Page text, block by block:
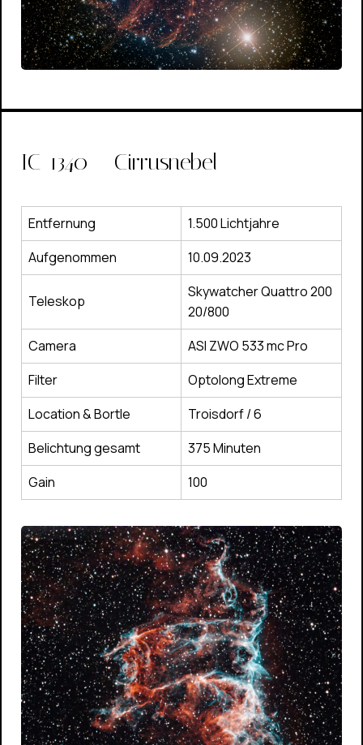
IC-1340 – Cirrusnebel
Entfernung
1.500 Lichtjahre
Aufgenommen
10.09.2023
Teleskop
Skywatcher Quattro 200
20/800
Camera
ASI ZWO 533 mc Pro
Filter
Optolong Extreme
Location & Bortle
Troisdorf / 6
Belichtung gesamt
375 Minuten
Gain
100